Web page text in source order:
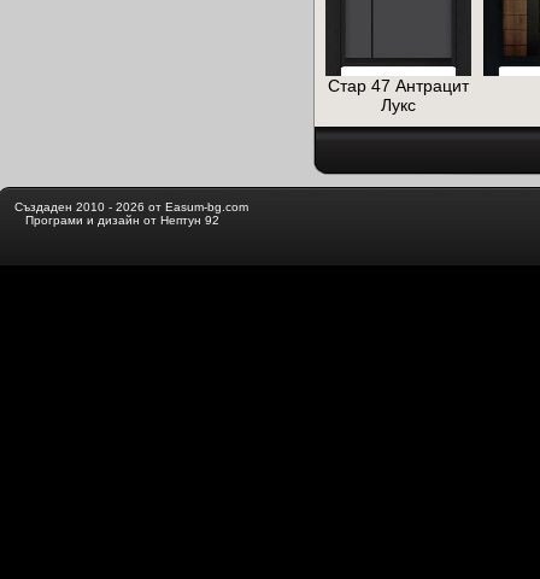
Стар 47 Антрацит
Лукс
Създаден 2010 - 2026 от Easum-bg.com
Програми и дизайн от Нептун 92